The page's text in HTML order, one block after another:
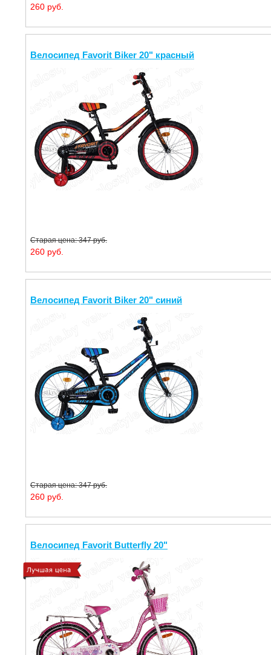
260 руб.
Велосипед Favorit Biker 20" красный
Старая цена: 347 руб.
260 руб.
Велосипед Favorit Biker 20" синий
Старая цена: 347 руб.
260 руб.
Велосипед Favorit Butterfly 20"